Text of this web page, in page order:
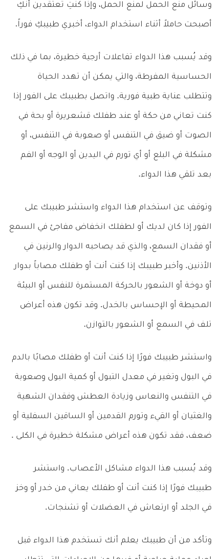
وسائل منع الحمل لمنع الحمل، وإذا كنتِ تعتقدين أنكِ
أصبحت حاملاً أثناء استخدام الدواء، أخبري طبيبكِ فوراً.
وقد يُسبب هذا الدواء تفاعلات أرجية خطيرة، بما في ذلك
الحساسية المفرطة، والتي يمكن أن تهدد الحياة
وتتطلب عناية طبية فورية. واتصل بطبيبك على الفور إذا
كنت تعاني من حكة أو عند طفلك قشعريرة أو بحة في
الصوت أو ضيق في التنفس أو صعوبة في التنفس، أو
مشكلة في البلع أو أي تورم في اليدين أو الوجه أو الفم
بعد تلقي هذا الدواء.
وتوقف عن استخدام هذا الدواء واستشر طبيبك على
الفور إذا كان لديك أو لطفلك انخفاض مفاجئ في السمع
أو فقدان السمع، والذي قد يصاحبه الدوار والرنين في
الأذنين. وأخبر طبيبك إذا كنت أنت أو طفلك مصاباً بدوار
أو دوخة أو الشعور بالحركة المستمرة للنفس أو البيئة
المحيطة أو الإحساس بالخدل. وقد تكون هذه أعراض
تلف في السمع أو الشعور بالتوازن.
واستشر طبيبك فورًا إذا كنت أنت أو طفلك مصابًا بالدم
في البول وتغير في معدل التبول أو كمية البول وصعوبة
في التنفس والنعاس وزيادة العطش وفقدان الشهية
والغثيان أو القيء وتورم القدمين أو الساقين السفلية أو
ضعف، فقد تكون هذه أعراض مشكلة خطيرة في الكلى .
وقد يُسبب هذا الدواء مشاكل الأعصاب. واستشر
طبيبك فورًا إذا كنت أنت أو طفلك يعاني من خدر أو وخز
في الجلد أو ارتعاش في العضلات أو تشنجات.
وتأكد من أن طبيبك يعلم أنك تستخدم هذا الدواء قبل